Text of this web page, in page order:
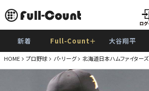
新着 Full-Count＋ 大谷翔平
HOME プロ野球 パ・リーグ 北海道日本ハムファイターズ